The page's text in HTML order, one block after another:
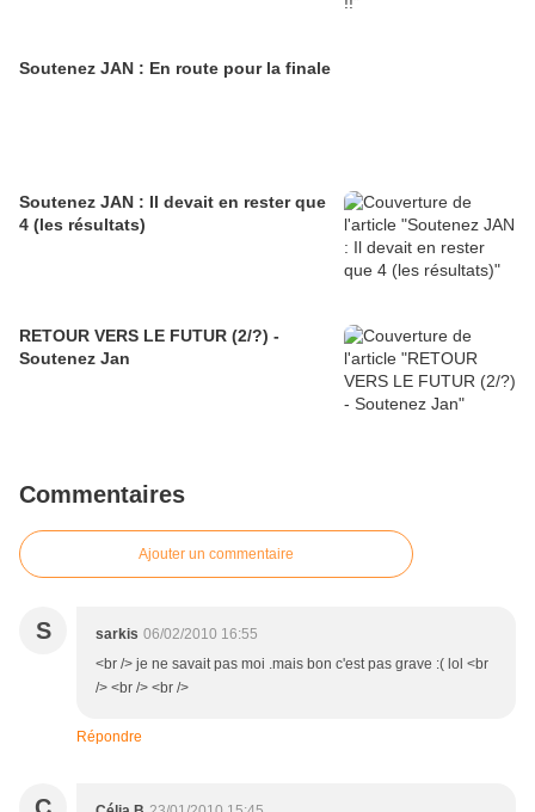
Soutenez JAN : En route pour la finale
Soutenez JAN : Il devait en rester que
4 (les résultats)
RETOUR VERS LE FUTUR (2/?) -
Soutenez Jan
Commentaires
Ajouter un commentaire
S sarkis 06/02/2010 16:55
<br /> je ne savait pas moi .mais bon c'est pas grave :( lol <br
/> <br /> <br />
Répondre